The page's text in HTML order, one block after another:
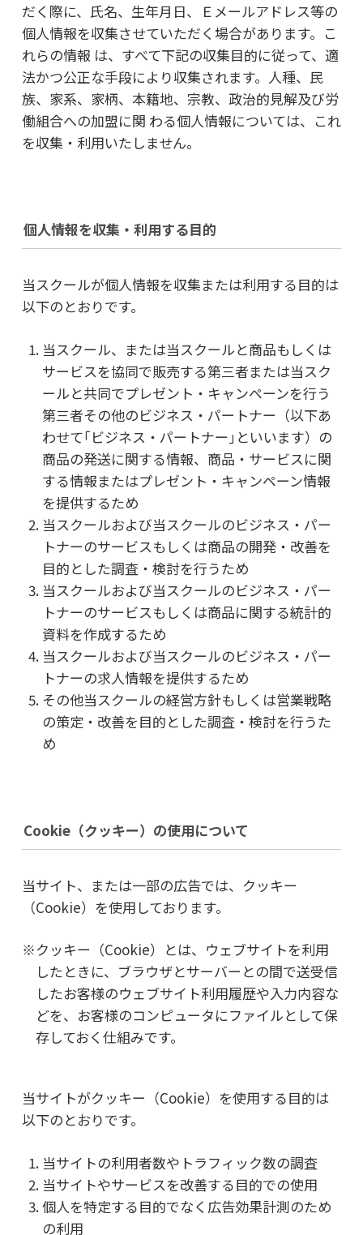
だく際に、氏名、生年月日、Ｅメールアドレス等の
個人情報を収集させていただく場合があります。こ
れらの情報 は、すべて下記の収集目的に従って、適
法かつ公正な手段により収集されます。人種、民
族、家系、家柄、本籍地、宗教、政治的見解及び労
働組合への加盟に関 わる個人情報については、これ
を収集・利用いたしません。
個人情報を収集・利用する目的
当スクールが個人情報を収集または利用する目的は
以下のとおりです。
当スクール、または当スクールと商品もしくは
サービスを協同で販売する第三者または当スク
ールと共同でプレゼント・キャンペーンを行う
第三者その他のビジネス・パートナー（以下あ
わせて｢ビジネス・パートナー｣といいます）の
商品の発送に関する情報、商品・サービスに関
する情報またはプレゼント・キャンペーン情報
を提供するため
当スクールおよび当スクールのビジネス・パー
トナーのサービスもしくは商品の開発・改善を
目的とした調査・検討を行うため
当スクールおよび当スクールのビジネス・パー
トナーのサービスもしくは商品に関する統計的
資料を作成するため
当スクールおよび当スクールのビジネス・パー
トナーの求人情報を提供するため
その他当スクールの経営方針もしくは営業戦略
の策定・改善を目的とした調査・検討を行うた
め
Cookie（クッキー）の使用について
当サイト、または一部の広告では、クッキー
（Cookie）を使用しております。
※クッキー（Cookie）とは、ウェブサイトを利用
したときに、ブラウザとサーバーとの間で送受信
したお客様のウェブサイト利用履歴や入力内容な
どを、お客様のコンピュータにファイルとして保
存しておく仕組みです。
当サイトがクッキー（Cookie）を使用する目的は
以下のとおりです。
当サイトの利用者数やトラフィック数の調査
当サイトやサービスを改善する目的での使用
個人を特定する目的でなく広告効果計測のため
の利用